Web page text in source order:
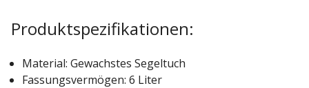
Produktspezifikationen:
Material: Gewachstes Segeltuch
Fassungsvermögen: 6 Liter